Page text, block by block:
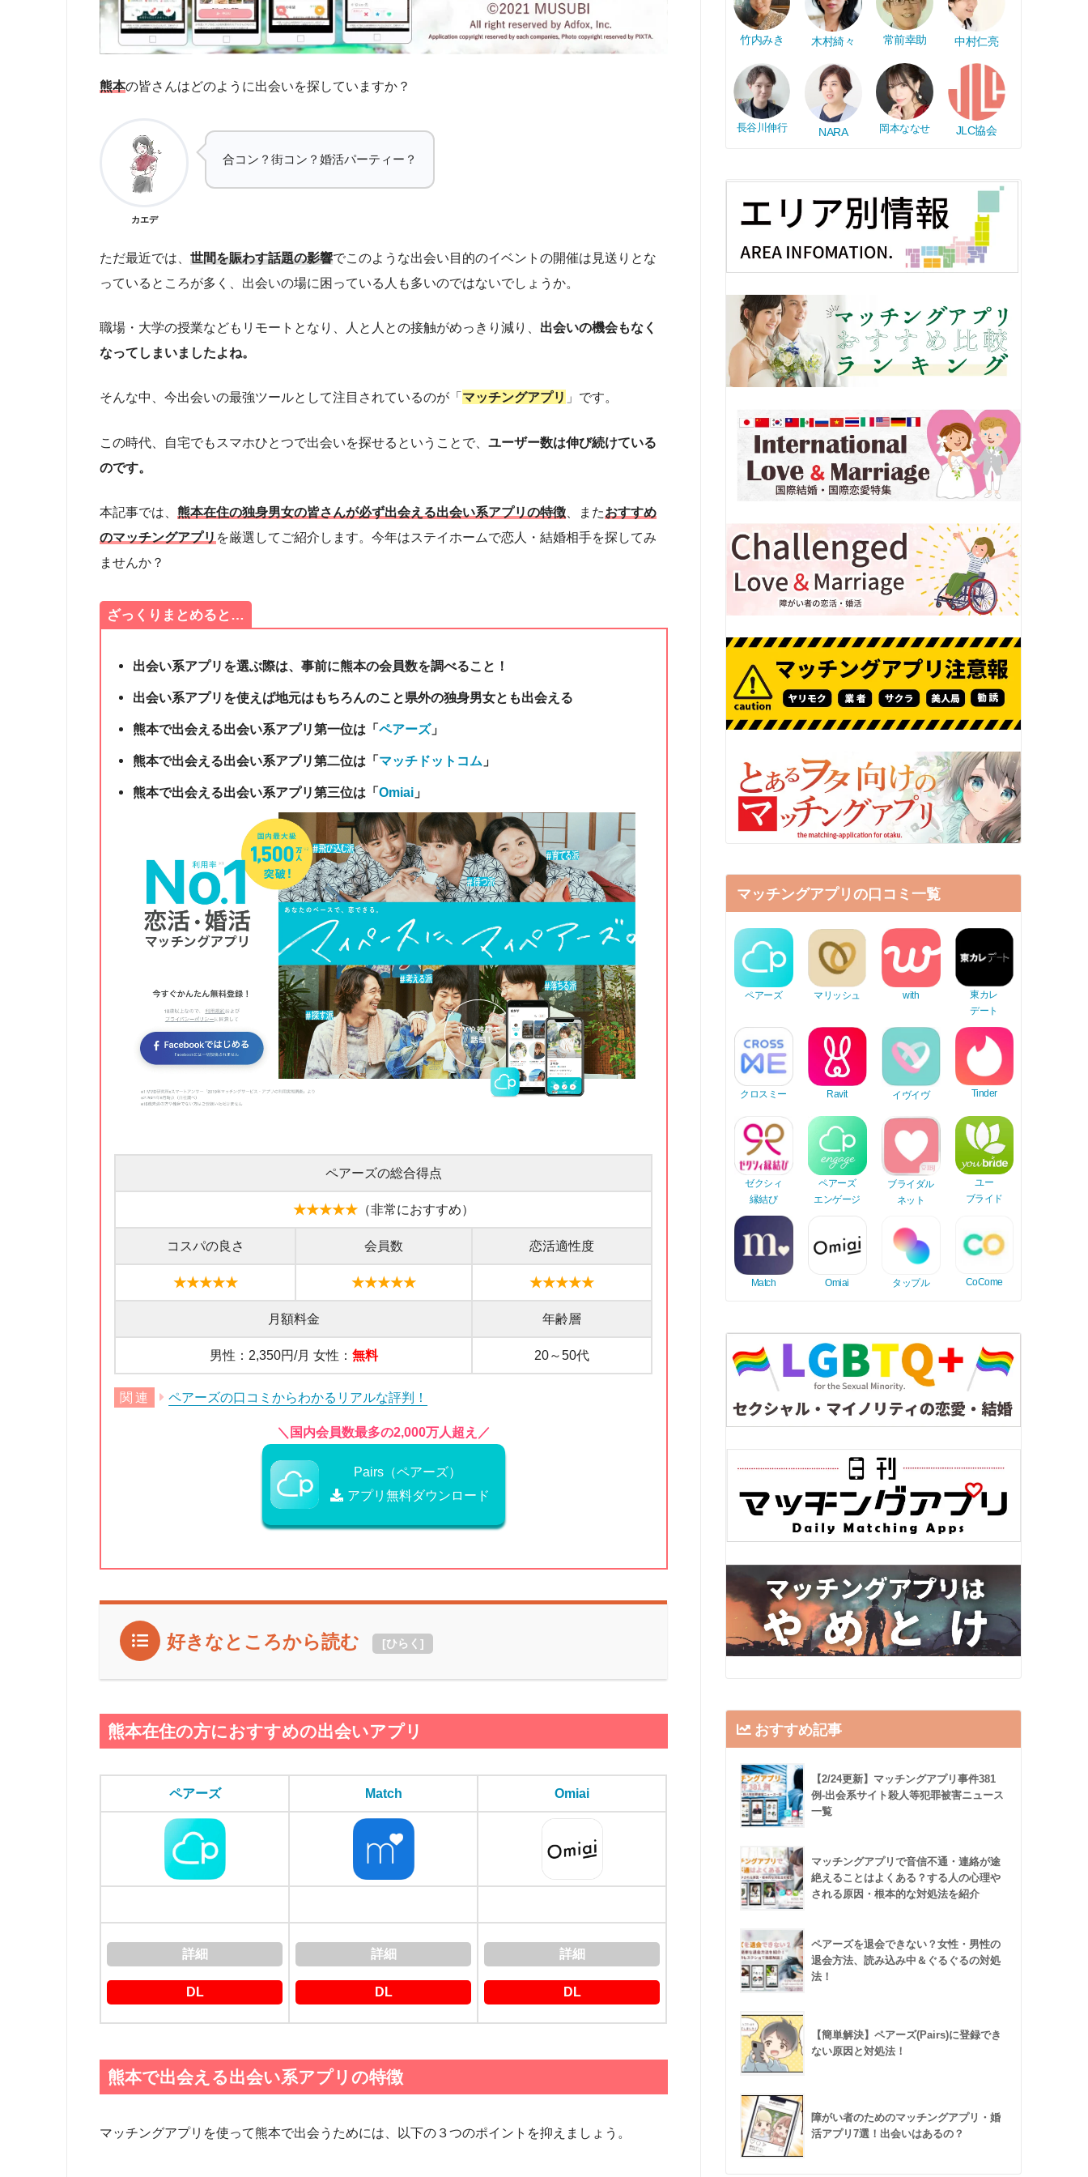
熊本の皆さんはどのように出会いを探していますか？
カエデ
合コン？街コン？婚活パーティー？
ただ最近では、 世間を賑わす話題の影響でこのような出会い目的のイベントの開催は見送りとな
っているところが多く、出会いの場に困っている人も多いのではないでしょうか。
職場・大学の授業などもリモートとなり、人と人との接触がめっきり減り、 出会いの機会もなく
なってしまいましたよね。
そんな中、今出会いの最強ツールとして注目されているのが「 マッチングアプリ 」です。
この時代、自宅でもスマホひとつで出会いを探せるということで、 ユーザー数は伸び続けている
のです。
本記事では、 熊本在住の独身男女の皆さんが必ず出会える出会い系アプリの特徴 、またおすすめ
のマッチングアプリ を厳選してご紹介します。今年はステイホームで恋人・結婚相手を探してみ
ませんか？
ざっくりまとめると…
出会い系アプリを選ぶ際は、事前に熊本の会員数を調べること！
出会い系アプリを使えば地元はもちろんのこと県外の独身男女とも出会える
熊本で出会える出会い系アプリ第一位は「ペアーズ」
熊本で出会える出会い系アプリ第二位は「マッチドットコム 」
熊本で出会える出会い系アプリ第三位は「Omiai」
ペアーズの総合得点
★★★★★（非常におすすめ）
コスパの良さ 会員数 恋活適性度
★★★★★ ★★★★★ ★★★★★
月額料金 年齢層
男性：2,350円/月 女性： 無料 20～50代
ペアーズの口コミからわかるリアルな評判！
＼国内会員数最多の2,000万人超え／
Pairs（ペアーズ）
アプリ無料ダウンロード
好きなところから読む [ひらく ]
熊本在住の方におすすめの出会いアプリ
ペアーズ Match Omiai
詳細
DL
詳細
DL
詳細
DL
熊本で出会える出会い系アプリの特徴
マッチングアプリを使って熊本で出会うためには、以下の３つのポイントを抑えましょう。
竹内みき 木村綺々 常前幸助 中村仁亮
長谷川伸行 NARA 岡本ななせ JLC協会
マッチングアプリの口コミ一覧
ペアーズ マリッシュ with
東カレ
デート
クロスミー Ravit イヴイヴ Tinder
ゼクシィ
縁結び
ペアーズ
エンゲージ
ブライダル
ネット
ユー
ブライド
Match Omiai タップル CoCome
おすすめ記事
【2/24更新】マッチングアプリ事件381
例-出会系サイト殺人等犯罪被害ニュース
一覧
マッチングアプリで音信不通・連絡が途
絶えることはよくある？する人の心理や
される原因・根本的な対処法を紹介
ペアーズを退会できない？女性・男性の
退会方法、読み込み中＆ぐるぐるの対処
法！
【簡単解決】ペアーズ(Pairs)に登録でき
ない原因と対処法！
障がい者のためのマッチングアプリ・婚
活アプリ7選！出会いはあるの？